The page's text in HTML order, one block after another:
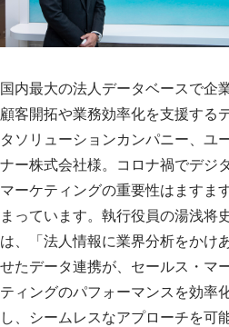
国内最大の法人データベースで企
顧客開拓や業務効率化を支援する
タソリューションカンパニー、ユ
ナー株式会社様。コロナ禍でデジ
マーケティングの重要性はますま
まっています。執行役員の湯浅将
は、「法人情報に業界分析をかけ
せたデータ連携が、セールス・マ
ティングのパフォーマンスを効率
し、シームレスなアプローチを可